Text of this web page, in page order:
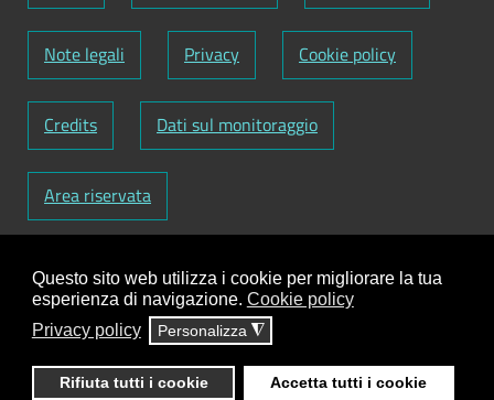
Questo sito web utilizza i cookie per migliorare la tua
esperienza di navigazione. Cookie policy
Privacy policy
Personalizza ◮
Rifiuta tutti i cookie Accetta tutti i cookie
Note legali Privacy Cookie policy
Credits Dati sul monitoraggio
Area riservata
Codice Fiscale: 82000090751-Partita IVA:
01129720759-Codice Fatturazione elettronica:
UFY1HC
contenuti:Antonio Scrimitore